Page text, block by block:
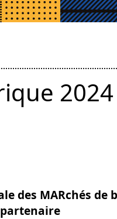
des MARchés de
partenaire